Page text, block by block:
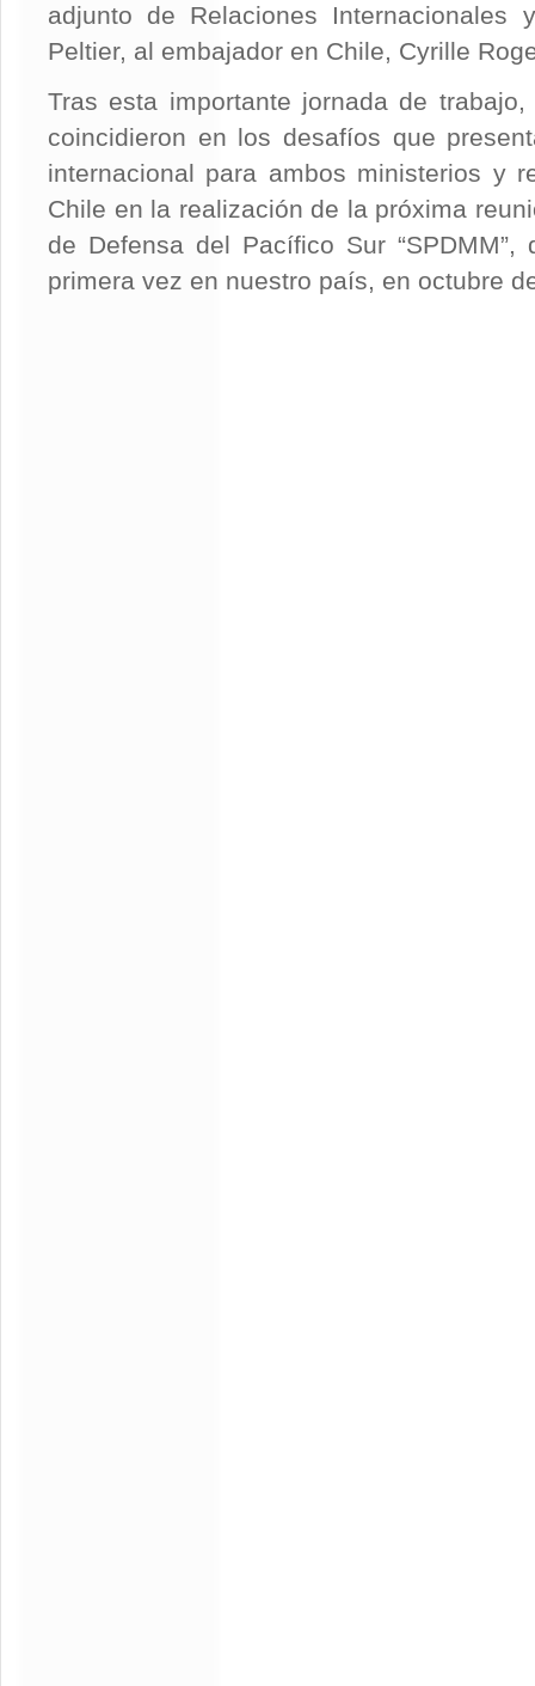
adjunto de Relaciones Internacionales
Peltier, al embajador en Chile, Cyrille
Tras esta importante jornada de
coincidieron en los desafíos que
internacional para ambos ministerios y
Chile en la realización de la próxima
de Defensa del Pacífico Sur
primera vez en nuestro país, en octubre